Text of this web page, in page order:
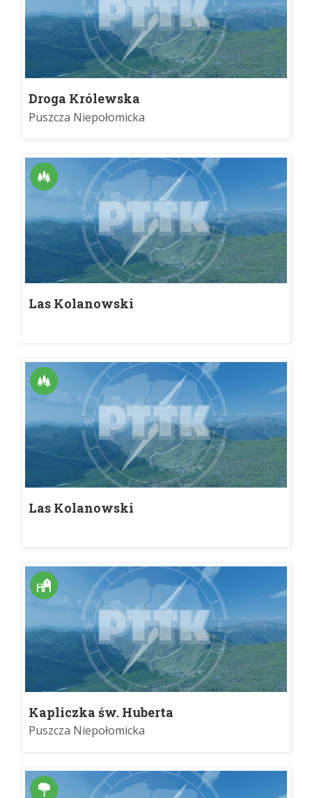
Droga Królewska
Puszcza Niepołomicka
Las Kolanowski
Las Kolanowski
Kapliczka św. Huberta
Puszcza Niepołomicka